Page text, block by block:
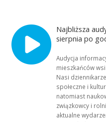
Najbliższa
sierpnia po
Audycja
mieszkańców
Nasi
społeczne i
natomiast
związkowcy i
aktualne